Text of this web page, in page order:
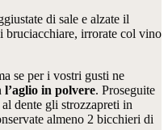
di sale e alzate il
bruciacchiare, irrorate col vino
se per i vostri gusti ne
l’aglio in polvere. Proseguite
dente gli strozzapreti in
almeno 2 bicchieri di